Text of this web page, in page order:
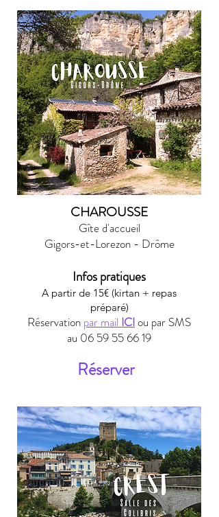
CHAROUSSE
Gîte d'accueil
Gigors-et-Lorezon - Drôme
Infos pratiques
A partir de 15€ (kirtan + repas
préparé)
Réservation par mail ICIou par SMS
au 06 59 55 66 19
Réserver